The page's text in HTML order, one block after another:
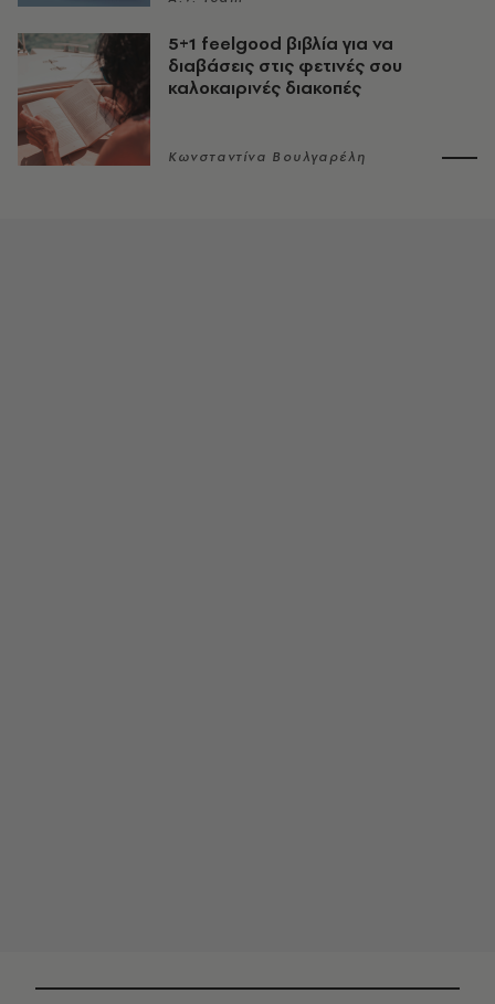
5+1 feelgood βιβλία για να
διαβάσεις στις φετινές σου
καλοκαιρινές διακοπές
Κωνσταντίνα Βουλγαρέλη